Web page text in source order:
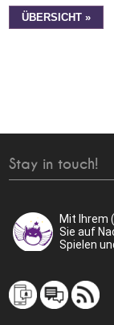
ÜBERSICHT »
Stay in touch!
Mit Ihrem
Sie auf
Spielen